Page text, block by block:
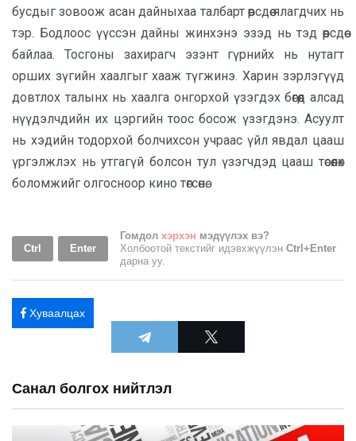
бусдыг зовоож асан дайныхаа талбарт өөрсдөө ялагдчих нь
тэр. Бодлоос үүссэн дайны жинхэнэ эзэд нь тэд өөрсдөө
байлаа. Тосгоны захирагч эзэнт гүрнийх нь нутагт
орших зүгийн хаалгыг хааж түгжинэ. Харин зэрлэгүүд
довтлох талынх нь хаалга онгорхой үзэгдэх бөгөөд алсад
нүүдэлчдийн их цэргийн тоос босож үзэгдэнэ. Асуулт
нь хэдийн тодорхой болчихсон учраас үйл явдал цааш
үргэлжлэх нь утгагүй болсон тул үзэгчдэд цааш төсөөлөх
боломжийг олгосноор кино төгсөнө.
Ctrl Enter
Гомдол хэрхэн мэдүүлэх вэ?
Холбоотой текстийг идэвхжүүлэн Ctrl+Enter
дарна уу.
Хуваалцах
Санал болгох нийтлэл